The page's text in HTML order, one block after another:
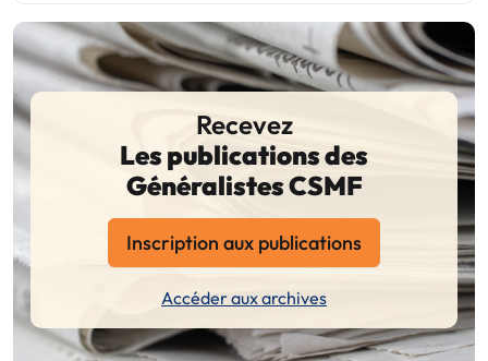
Recevez
Les publications des
Généralistes CSMF
Inscription aux publications
Accéder aux archives